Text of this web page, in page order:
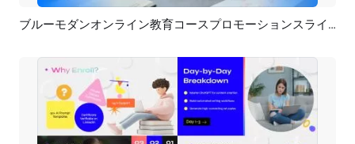
プレビュー AI再生成 ブルーモダンオンライン教育コースプロモーションスライドショー